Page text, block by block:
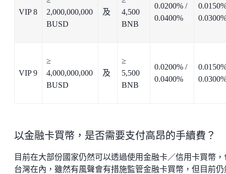
VIP 8
2,000,000,000
BUSD
及
4,500
BNB
0.0200% /
0.0400%
VIP 9
≥
4,000,000,000
BUSD
及
≥
5,500
BNB
0.0200% /
0.0400%
以金融卡買幣，是否需要支付高昂的手續費？
目前在大部份國家仍然可以透過使用金融卡／信用卡買幣，
台灣在內，雖然有風聲會有措施監管金融卡買幣，但目前仍